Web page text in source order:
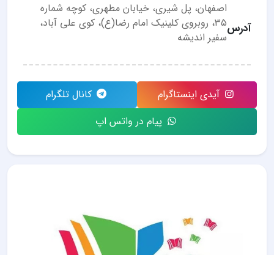
آدرس
اصفهان، پل شیری، خیابان مطهری، کوچه شماره
۳۵، روبروی کلینیک امام رضا(ع)، کوی علی آباد،
سفیر اندیشه
آیدی اینستاگرام
کانال تلگرام
پیام در واتس اپ